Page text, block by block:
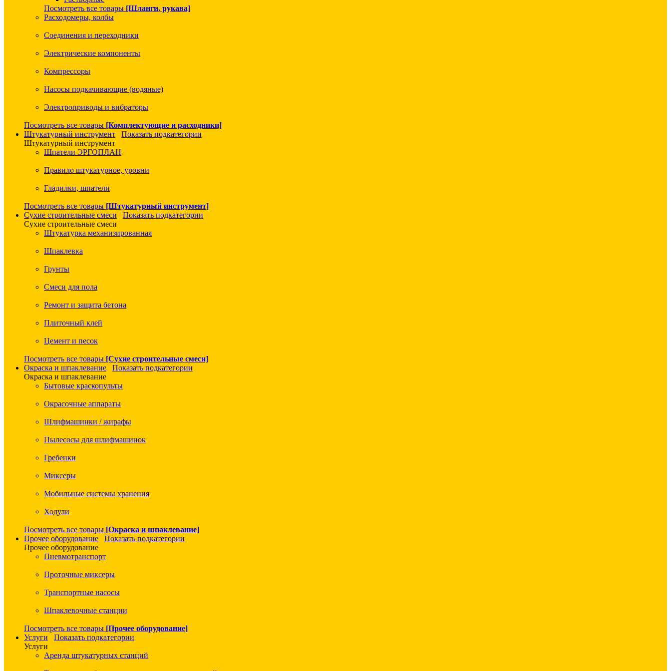
Посмотреть все товары [Шланги, рукава]
Расходомеры, колбы
Соединения и переходники
Электрические компоненты
Компрессоры
Насосы подкачивающие (водяные)
Электроприводы и вибраторы
Посмотреть все товары [Комплектующие и расходники]
Штукатурный инструмент
Показать подкатегории
Штукатурный инструмент
Шпатели ЭРГОПЛАН
Правило штукатурное, уровни
Гладилки, шпатели
Посмотреть все товары [Штукатурный инструмент]
Сухие строительные смеси
Показать подкатегории
Сухие строительные смеси
Штукатурка механизированная
Шпаклевка
Грунты
Смеси для пола
Ремонт и защита бетона
Плиточный клей
Цемент и песок
Посмотреть все товары [Сухие строительные смеси]
Окраска и шпаклевание
Показать подкатегории
Окраска и шпаклевание
Бытовые краскопульты
Окрасочные аппараты
Шлифмашинки / жирафы
Пылесосы для шлифмашинок
Гребенки
Миксеры
Мобильные системы хранения
Ходули
Посмотреть все товары [Окраска и шпаклевание]
Прочее оборудование
Показать подкатегории
Прочее оборудование
Пневмотранспорт
Проточные миксеры
Транспортные насосы
Шпаклевочные станции
Посмотреть все товары [Прочее оборудование]
Услуги
Показать подкатегории
Услуги
Аренда штукатурных станций